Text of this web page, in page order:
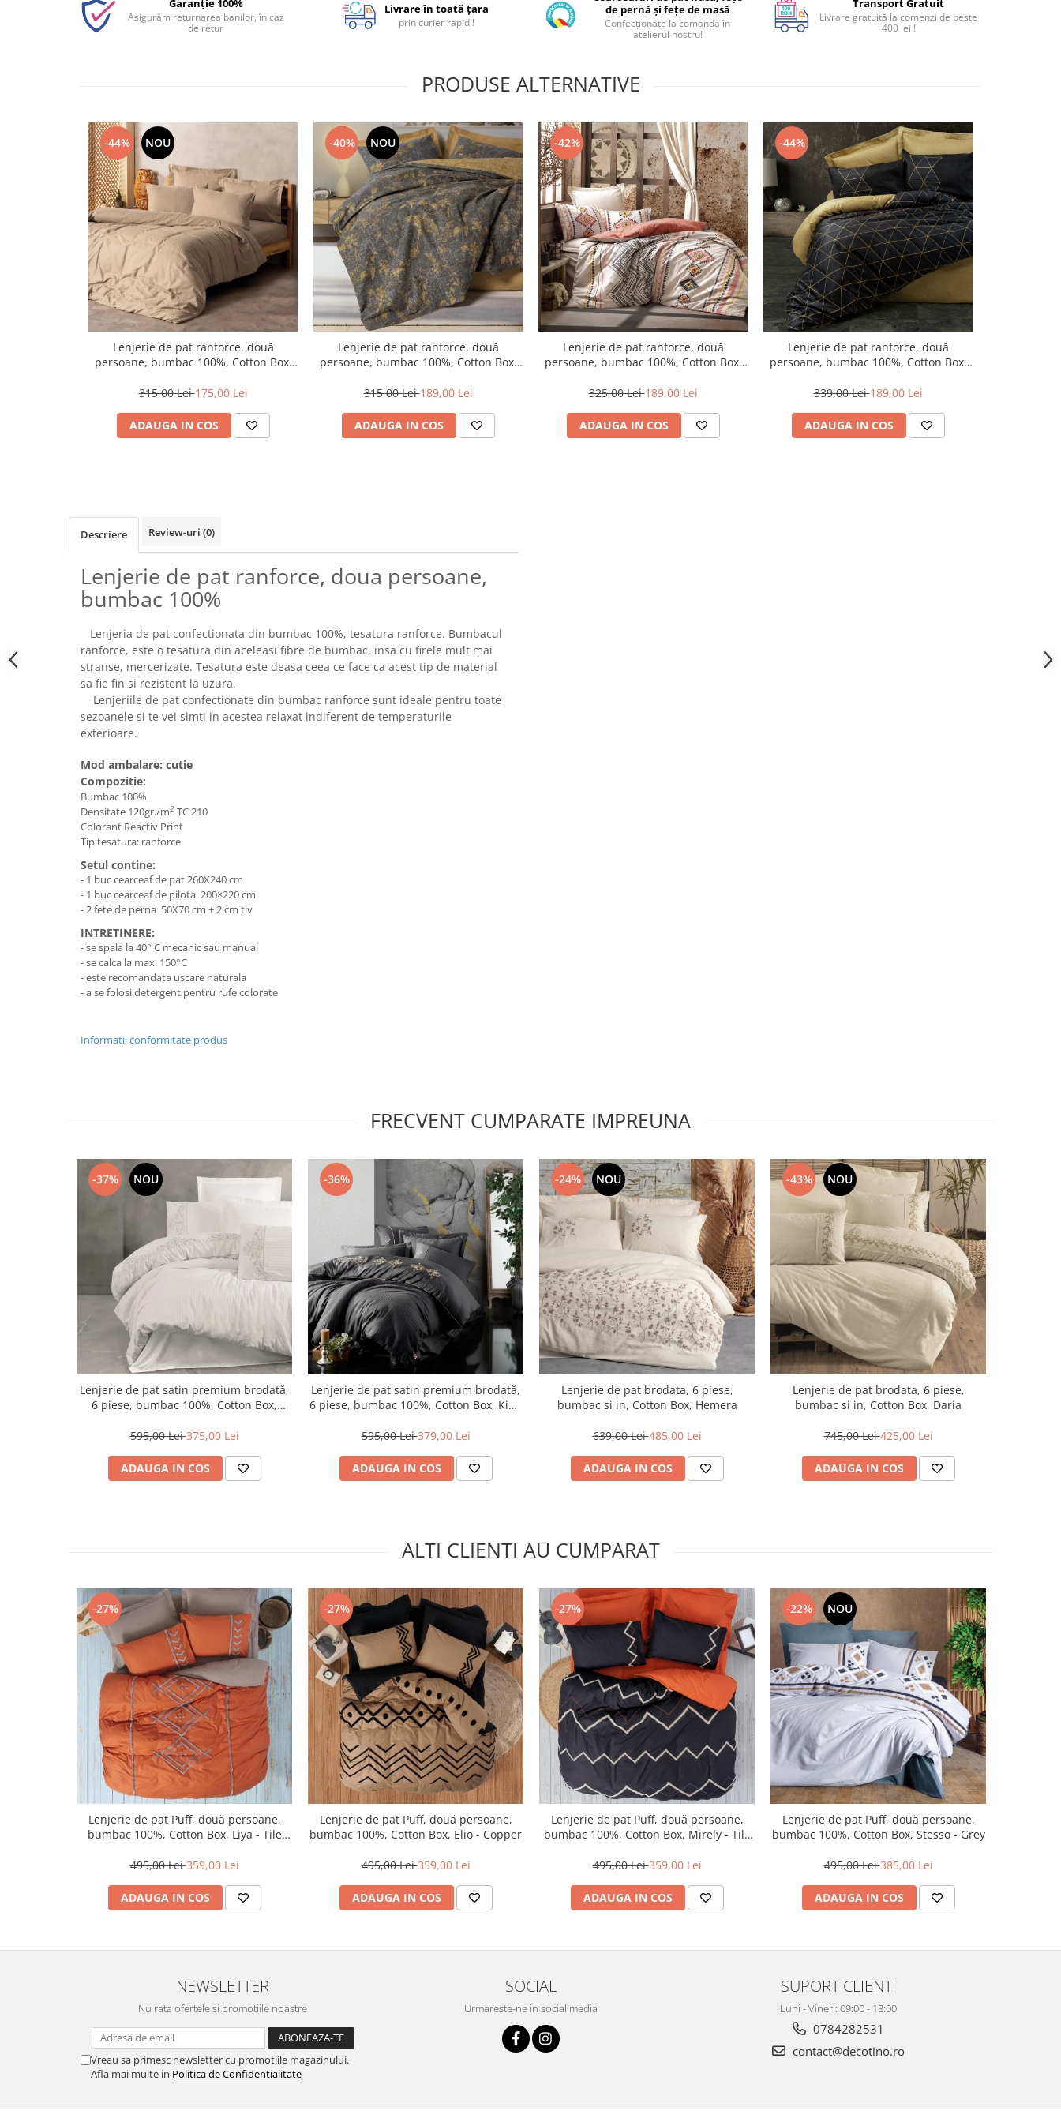
Garanție 100%
Asigurăm returnarea banilor, în caz
de retur
Livrare în toată țara
prin curier rapid !
de pernă și fețe de masă
Confecționate la comandă în
atelierul nostru!
Transport Gratuit
Livrare gratuită la comenzi de peste
400 lei !
PRODUSE ALTERNATIVE
-44% NOU
Lenjerie de pat ranforce, două
persoane, bumbac 100%, Cotton Box,
315,00 Lei175,00 Lei
ADAUGA IN COS
-40% NOU
Lenjerie de pat ranforce, două
persoane, bumbac 100%, Cotton Box,
315,00 Lei189,00 Lei
ADAUGA IN COS
-42%
Lenjerie de pat ranforce, două
persoane, bumbac 100%, Cotton Box,
325,00 Lei189,00 Lei
ADAUGA IN COS
-44%
Lenjerie de pat ranforce, două
persoane, bumbac 100%, Cotton Box,
339,00 Lei189,00 Lei
ADAUGA IN COS
Descriere Review-uri (0)
Lenjerie de pat ranforce, doua persoane,
bumbac 100%
Lenjeria de pat confectionata din bumbac 100%, tesatura ranforce. Bumbacul
ranforce, este o tesatura din aceleasi fibre de bumbac, insa cu firele mult mai
stranse, mercerizate. Tesatura este deasa ceea ce face ca acest tip de material
sa fie fin si rezistent la uzura.
Lenjeriile de pat confectionate din bumbac ranforce sunt ideale pentru toate
sezoanele si te vei simti in acestea relaxat indiferent de temperaturile
exterioare.
Mod ambalare: cutie
Compozitie:
Bumbac 100%
Densitate 120gr./m2 TC 210
Colorant Reactiv Print
Tip tesatura: ranforce
Setul contine:
- 1 buc cearceaf de pat 260X240 cm
- 1 buc cearceaf de pilota 200×220 cm
- 2 fete de perna 50X70 cm + 2 cm tiv
INTRETINERE:
- se spala la 40° C mecanic sau manual
- se calca la max. 150°C
- este recomandata uscare naturala
- a se folosi detergent pentru rufe colorate
Informatii conformitate produs
FRECVENT CUMPARATE IMPREUNA
-37% NOU
Lenjerie de pat satin premium brodată,
6 piese, bumbac 100%, Cotton Box,
595,00 Lei375,00 Lei
ADAUGA IN COS
-36%
Lenjerie de pat satin premium brodată,
6 piese, bumbac 100%, Cotton Box, King
595,00 Lei379,00 Lei
ADAUGA IN COS
-24% NOU
Lenjerie de pat brodata, 6 piese,
bumbac si in, Cotton Box, Hemera
639,00 Lei485,00 Lei
ADAUGA IN COS
-43% NOU
Lenjerie de pat brodata, 6 piese,
bumbac si in, Cotton Box, Daria
745,00 Lei425,00 Lei
ADAUGA IN COS
ALTI CLIENTI AU CUMPARAT
-27%
Lenjerie de pat Puff, două persoane,
bumbac 100%, Cotton Box, Liya - Tile
495,00 Lei359,00 Lei
ADAUGA IN COS
-27%
Lenjerie de pat Puff, două persoane,
bumbac 100%, Cotton Box, Elio - Copper
495,00 Lei359,00 Lei
ADAUGA IN COS
-27%
Lenjerie de pat Puff, două persoane,
bumbac 100%, Cotton Box, Mirely - Tile
495,00 Lei359,00 Lei
ADAUGA IN COS
-22% NOU
Lenjerie de pat Puff, două persoane,
bumbac 100%, Cotton Box, Stesso - Grey
495,00 Lei385,00 Lei
ADAUGA IN COS
NEWSLETTER
Nu rata ofertele si promotiile noastre
Vreau sa primesc newsletter cu promotiile magazinului.
Afla mai multe in Politica de Confidentialitate
SOCIAL
Urmareste-ne in social media
SUPORT CLIENTI
Luni - Vineri: 09:00 - 18:00
0784282531
contact@decotino.ro